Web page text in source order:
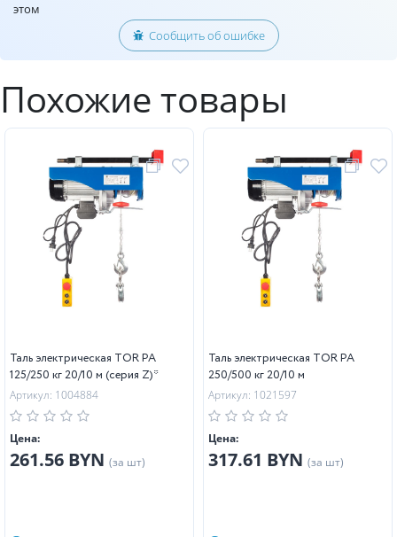
этом
Сообщить об ошибке
Похожие товары
Таль электрическая TOR PA
125/250 кг 20/10 м (серия Z)*
Артикул: 1004884
Цена:
261.56 BYN (за шт)
Таль электрическая TOR PA
250/500 кг 20/10 м
Артикул: 1021597
Цена:
317.61 BYN (за шт)